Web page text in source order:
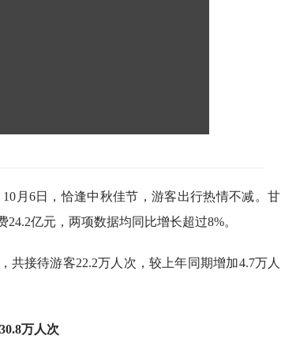
月6日，恰逢中秋佳节，游客出行热情不减。甘
亿元，两项数据均同比增长超过8%。
共接待游客22.2万人次，较上年同期增加4.7万人
万人次